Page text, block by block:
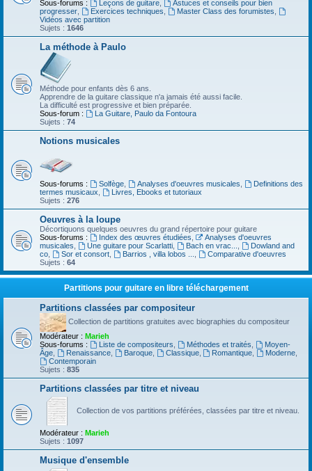
Sous-forums : Leçons de guitare,
Astuces et conseils pour bien
progresser
Exercices techniques Master Class des forumistes
Vidéos avec partition
Sujets : 1646
La méthode à Paulo
Méthode pour enfants dès 6 ans.
Apprendre de la guitare classique n'a jamais été aussi facile.
La difficulté est progressive et bien préparée.
Sous-forum :
La Guitare, Paulo da Fontoura
Sujets : 74
Notions musicales
Sous-forums : Solfège, Analyses d'oeuvres musicales
Definitions des
termes musicaux
Livres, Ebooks et tutoriaux
Sujets : 276
Oeuvres à la loupe
Décortiquons quelques oeuvres du grand répertoire pour guitare
Sous-forums :
Index des œuvres étudiées
Analyses d'oeuvres
musicales
Une guitare pour Scarlatti, Bach en vrac...
Dowland and
co
Sor et consort, Barrios , villa lobos ...
Comparative d'oeuvres
Sujets : 64
Partitions pour guitare en libre téléchargement
Partitions classées par compositeur
Collection de partitions gratuites avec biographies du compositeur
Modérateur : Marieh
Sous-forums :
Liste de compositeurs Méthodes et traités
Moyen-
Âge
Renaissance, Baroque, Classique, Romantique Moderne
Contemporain
Sujets : 835
Partitions classées par titre et niveau
Collection de vos partitions préférées, classées par titre et niveau.
Modérateur : Marieh
Sujets : 1097
Musique d'ensemble